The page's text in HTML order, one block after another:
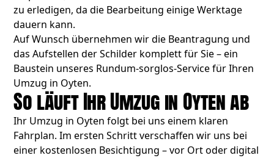
zu erledigen, da die Bearbeitung einige Werktage
dauern kann.
Auf Wunsch übernehmen wir die Beantragung und
das Aufstellen der Schilder komplett für Sie – ein
Baustein unseres Rundum-sorglos-Service für Ihren
Umzug in Oyten.
So läuft Ihr Umzug in Oyten ab
Ihr Umzug in Oyten folgt bei uns einem klaren
Fahrplan. Im ersten Schritt verschaffen wir uns bei
einer kostenlosen Besichtigung – vor Ort oder digital